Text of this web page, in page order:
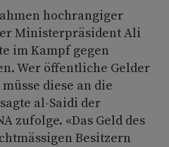
hochrangiger
Ministerpräsident Ali
im Kampf gegen
Wer öffentliche Gelder
diese an die
al-Saidi der
zufolge. «Das Geld des
Besitzern